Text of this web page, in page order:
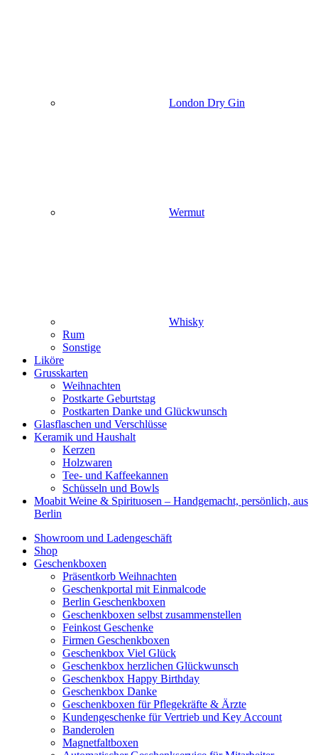
London Dry Gin
Wermut
Whisky
Rum
Sonstige
Liköre
Grusskarten
Weihnachten
Postkarte Geburtstag
Postkarten Danke und Glückwunsch
Glasflaschen und Verschlüsse
Keramik und Haushalt
Kerzen
Holzwaren
Tee- und Kaffeekannen
Schüsseln und Bowls
Moabit Weine & Spirituosen – Handgemacht, persönlich, aus
Berlin
Showroom und Ladengeschäft
Shop
Geschenkboxen
Präsentkorb Weihnachten
Geschenkportal mit Einmalcode
Berlin Geschenkboxen
Geschenkboxen selbst zusammenstellen
Feinkost Geschenke
Firmen Geschenkboxen
Geschenkbox Viel Glück
Geschenkbox herzlichen Glückwunsch
Geschenkbox Happy Birthday
Geschenkbox Danke
Geschenkboxen für Pflegekräfte & Ärzte
Kundengeschenke für Vertrieb und Key Account
Banderolen
Magnetfaltboxen